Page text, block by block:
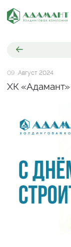
ХК «Адамант»
09 Август 2024